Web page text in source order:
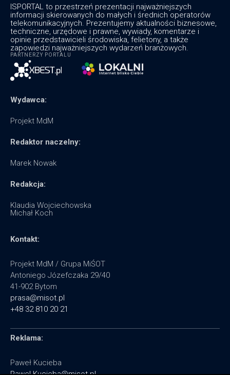
ISPORTAL to przestrzeń prezentacji najważniejszych
informacji skierowanych do małych i średnich operatorów
telekomunikacyjnych. Prezentujemy aktualności biznesowe,
techniczne, urzędowe i prawne, wywiady, komentarze i
opinie przedstawicieli środowiska, felietony, a także
zapowiedzi najważniejszych wydarzeń branżowych.
PARTNERZY PORTALU
Wydawca:
Projekt MdM
Redaktor naczelny:
Marek Nowak
Redakcja:
Klaudia Wojciechowska
Michał Koch
Kontakt:
Projekt MdM / Grupa MiŚOT
Antoniego Józefczaka 29/40
41-902 Bytom
prasa@misot.pl
+48 32 810 20 21
Reklama:
Paweł Kucieba